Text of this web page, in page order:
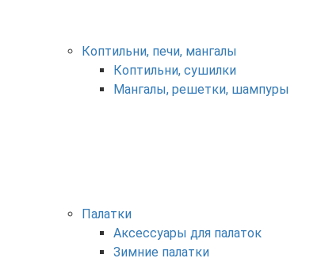
Коптильни, печи, мангалы
Коптильни, сушилки
Мангалы, решетки, шампуры
Палатки
Аксессуары для палаток
Зимние палатки